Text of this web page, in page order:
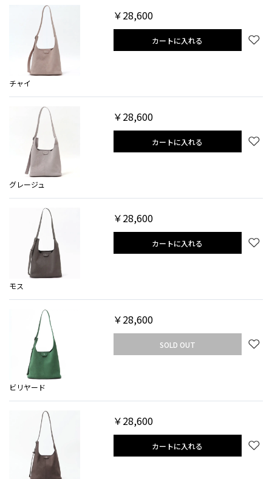
チャイ
￥28,600
カートに入れる
グレージュ
￥28,600
カートに入れる
モス
￥28,600
カートに入れる
ビリヤード
￥28,600
SOLD OUT
￥28,600
カートに入れる